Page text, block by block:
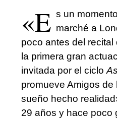
«E s un
marché a
poco antes del
la primera gran
invitada por el ciclo
promueve Amigos
sueño hecho
29 años y hace poco